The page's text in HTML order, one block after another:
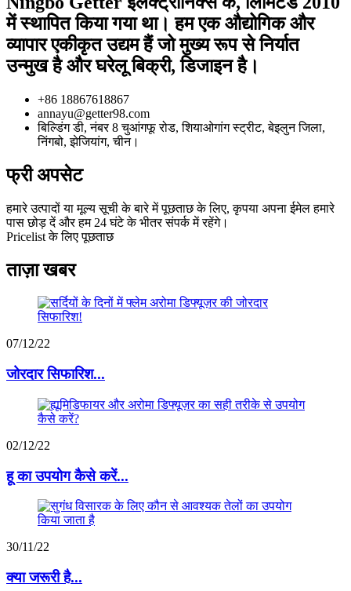
में स्थापित किया गया था। हम एक औद्योगिक और
व्यापार एकीकृत उद्यम हैं जो मुख्य रूप से निर्यात
उन्मुख है और घरेलू बिक्री, डिजाइन है।
+86 18867618867
annayu@getter98.com
बिल्डिंग डी, नंबर 8 चुआंगफू रोड, शियाओगांग स्ट्रीट, बेइलुन जिला,
निंगबो, झेजियांग, चीन।
फ्री अपसेट
हमारे उत्पादों या मूल्य सूची के बारे में पूछताछ के लिए, कृपया अपना ईमेल हमारे
पास छोड़ दें और हम 24 घंटे के भीतर संपर्क में रहेंगे।
Pricelist के लिए पूछताछ
ताज़ा खबर
07/12/22
जोरदार सिफारिश...
02/12/22
हू का उपयोग कैसे करें...
30/11/22
क्या जरूरी है...